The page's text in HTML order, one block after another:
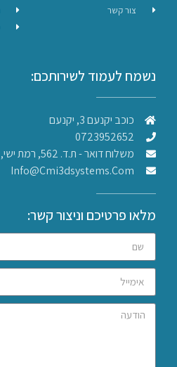
צור קשר
נשמח לעמוד לשירותכם:
כוכב יקנעם 3, יקנעם
0723952652
משלוח דואר - ת.ד. 562, רמת ישי, 3004407​
Info@cmi3dsystems.com
מלאו פרטיכם וניצור קשר: